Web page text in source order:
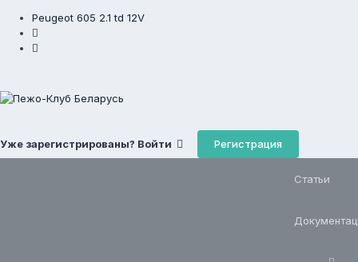
Peugeot 605 2.1 td 12V
Уже зарегистрированы? Войти Регистрация
Статьи